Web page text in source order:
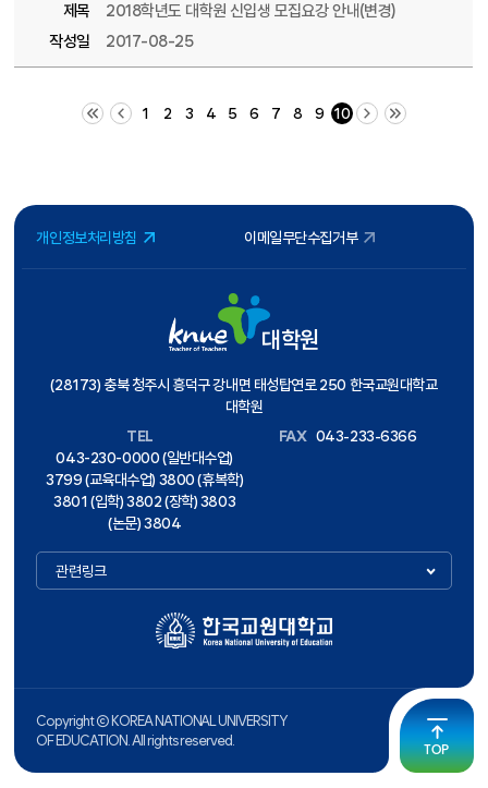
제목
2018학년도 대학원 신입생 모집요강 안내(변경)
작성일
2017-08-25
처음 페이지 이전 10 페이지
1 2 3 4 5 6 7 8 9 10
다음 10 페이지 끝 페이지
개인정보처리방침 이메일무단수집거부
대학원
(28173) 충북 청주시 흥덕구 강내면 태성탑연로 250 한국교원대학교
대학원
TEL
043-230-0000 (일반대수업)
3799 (교육대수업) 3800 (휴복학)
3801 (입학) 3802 (장학) 3803
(논문) 3804
FAX 043-233-6366
관련링크
Copyright ⓒ KOREA NATIONAL UNIVERSITY
OF EDUCATION. All rights reserved.
TOP